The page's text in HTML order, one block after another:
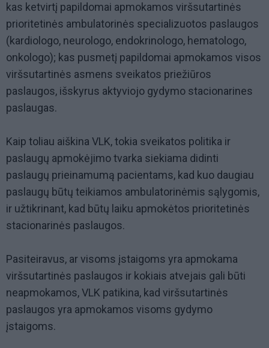
kas ketvirtį papildomai apmokamos viršsutartinės
prioritetinės ambulatorinės specializuotos paslaugos
(kardiologo, neurologo, endokrinologo, hematologo,
onkologo); kas pusmetį papildomai apmokamos visos
viršsutartinės asmens sveikatos priežiūros
paslaugos, išskyrus aktyviojo gydymo stacionarines
paslaugas.
Kaip toliau aiškina VLK, tokia sveikatos politika ir
paslaugų apmokėjimo tvarka siekiama didinti
paslaugų prieinamumą pacientams, kad kuo daugiau
paslaugų būtų teikiamos ambulatorinėmis sąlygomis,
ir užtikrinant, kad būtų laiku apmokėtos prioritetinės
stacionarinės paslaugos.
Pasiteiravus, ar visoms įstaigoms yra apmokama
viršsutartinės paslaugos ir kokiais atvejais gali būti
neapmokamos, VLK patikina, kad viršsutartinės
paslaugos yra apmokamos visoms gydymo
įstaigoms.